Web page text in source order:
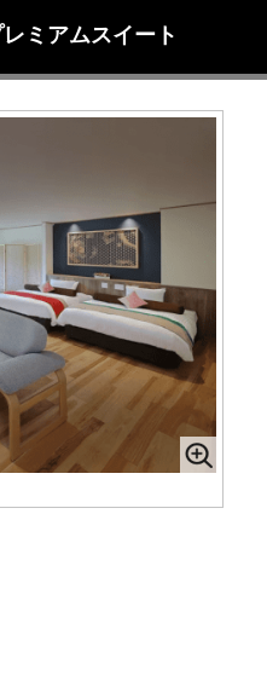
ミアムスイート